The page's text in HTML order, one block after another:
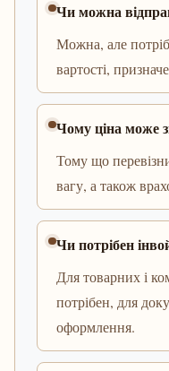
Чи можна
Можна, але
вартості,
Чому ціна може
Тому що
вагу, а також
Чи потрібен
Для товарних і
потрібен, для
оформлення.